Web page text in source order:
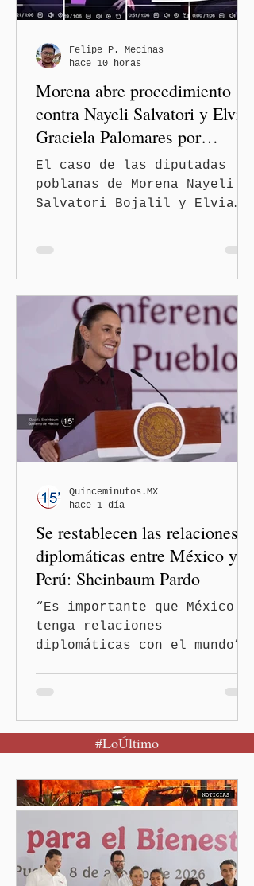
prioritarias, fortalecer la
condiciones de seguridad de
las familias poblanas, en e
Morena abre procedimiento
contra Nayeli Salvatori y Elvia
Graciela Palomares por
discriminación y burlas
El caso de las diputadas
poblanas de Morena Nayeli
Salvatori Bojalil y Elvia
partido. La Comisión
Nacional de Honestidad y
Justicia (CNHJ) de Morena
inició formalmente un
procedimiento sancionador
de oficio contra ambas
legisladoras por las
expresiones realizadas en
el podcast DesCasadas,
luego de que sus
señalados como
discriminatorios hacia
hombres y personas adultas
mayores.
Felipe P. Mecinas
hace 10 horas
Se restablecen las relaciones
diplomáticas entre México y
Perú: Sheinbaum Pardo
“Es importante que México
tenga relaciones
diplomáticas con el mundo”,
Sheinbaum Pardo anunció el
restablecimiento de las
entre los gobiernos de
México y Perú. “Es
la orientación política de
los gobiernos —porque hay
orientaciones políticas de
Quinceminutos.MX
hace 1 día
#LoÚltimo